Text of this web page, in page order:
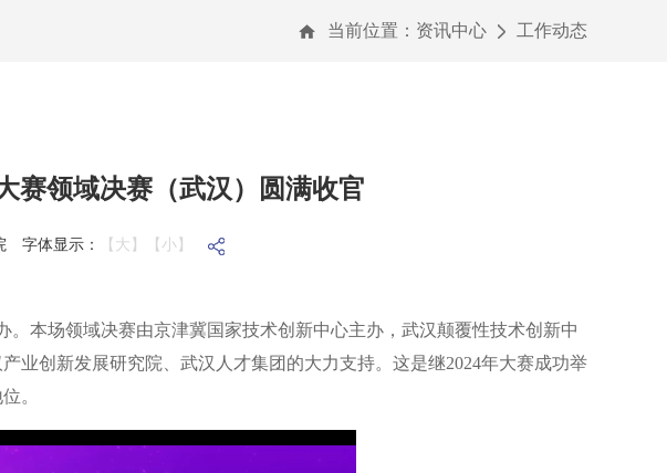
当前位置： 资讯中心 工作动态
赛领域决赛（武汉）圆满收官
字体显示： 【大】 【小】
本场领域决赛由京津冀国家技术创新中心主办，武汉颠覆性技术创新中
业创新发展研究院、武汉人才集团的大力支持。这是继2024年大赛成功举
。